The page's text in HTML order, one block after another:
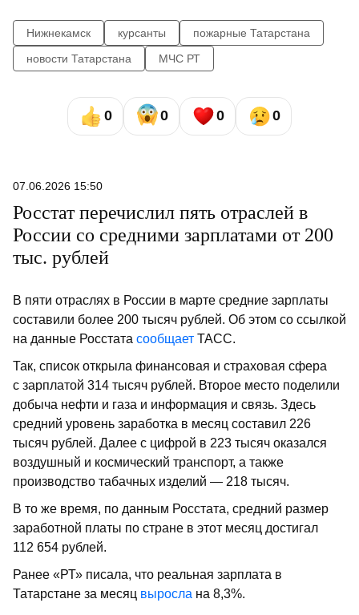
Нижнекамск курсанты
пожарные Татарстана
новости Татарстана
МЧС РТ
0 0 0 0
07.06.2026 15:50
Росстат перечислил пять отраслей в
России со средними зарплатами от 200
тыс. рублей
В пяти отраслях в России в марте средние зарплаты
составили более 200 тысяч рублей. Об этом со ссылкой
на данные Росстата сообщает ТАСС.
Так, список открыла финансовая и страховая сфера
с зарплатой 314 тысяч рублей. Второе место поделили
добыча нефти и газа и информация и связь. Здесь
средний уровень заработка в месяц составил 226
тысяч рублей. Далее с цифрой в 223 тысяч оказался
воздушный и космический транспорт, а также
производство табачных изделий — 218 тысяч.
В то же время, по данным Росстата, средний размер
заработной платы по стране в этот месяц достигал
112 654 рублей.
Ранее «РТ» писала, что реальная зарплата в
Татарстане за месяц выросла на 8,3%.